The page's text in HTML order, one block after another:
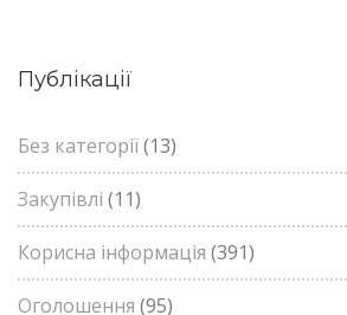
Публікації
Без категорії(13)
Закупівлі (11)
Корисна інформація (391)
Оголошення (95)